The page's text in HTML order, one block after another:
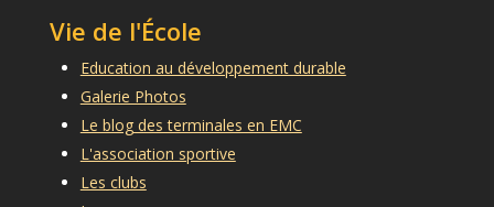
Vie de l'École
Education au développement durable
Galerie Photos
Le blog des terminales en EMC
L'association sportive
Les clubs